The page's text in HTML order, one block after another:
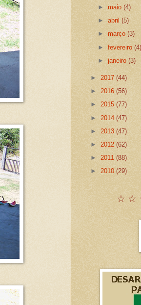
►maio(4)
►abril(5)
►março(3)
►fevereiro
► janeiro(3)
► 2017 (44)
► 2016 (56)
► 2015 (77)
► 2014 (47)
► 2013 (47)
► 2012 (62)
► 2011 (88)
► 2010 (29)
☆ ☆